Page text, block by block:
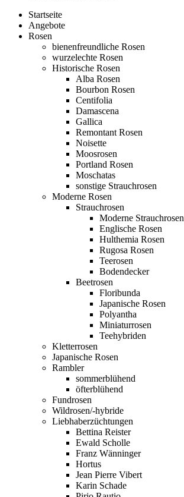
Startseite
Angebote
Rosen
bienenfreundliche Rosen
wurzelechte Rosen
Historische Rosen
Alba Rosen
Bourbon Rosen
Centifolia
Damascena
Gallica
Remontant Rosen
Noisette
Moosrosen
Portland Rosen
Moschatas
sonstige Strauchrosen
Moderne Rosen
Strauchrosen
Moderne Strauchrosen
Englische Rosen
Hulthemia Rosen
Rugosa Rosen
Teerosen
Bodendecker
Beetrosen
Floribunda
Japanische Rosen
Polyantha
Miniaturrosen
Teehybriden
Kletterrosen
Japanische Rosen
Rambler
sommerblühend
öfterblühend
Fundrosen
Wildrosen/-hybride
Liebhaberzüchtungen
Bettina Reister
Ewald Scholle
Franz Wänninger
Hortus
Jean Pierre Vibert
Karin Schade